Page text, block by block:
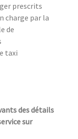
prescrits
charge par la
de
taxi
des détails
sur